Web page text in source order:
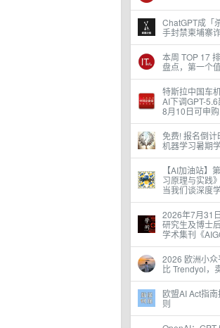
ChatGPT成「
手封禁柬埔寨
本周 TOP 17
盘点，第一个
特斯拉中国车
AI下调GPT-
8月10日可申
免费! 报名倒
机器学习暑期
【AI加油站】
习原理与实践
当我们谈深度
2026年7月31
研究生及博士
学术集刊《
2026 欧洲小
比 Trendyol，
欧盟AI Act指
则